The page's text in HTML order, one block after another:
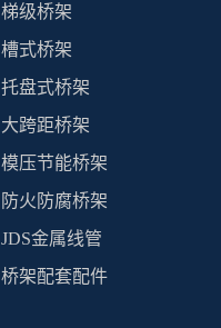
梯级桥架
槽式桥架
托盘式桥架
大跨距桥架
模压节能桥架
防火防腐桥架
JDS金属线管
桥架配套配件